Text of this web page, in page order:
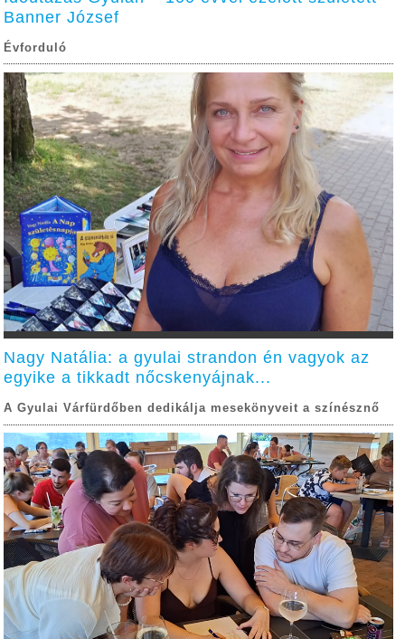
Banner József
Évforduló
Nagy Natália: a gyulai strandon én vagyok az
egyike a tikkadt nőcskenyájnak...
A Gyulai Várfürdőben dedikálja mesekönyveit a színésznő